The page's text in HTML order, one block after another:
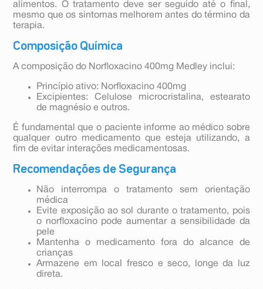
alimentos. O tratamento deve ser seguido até o final,
mesmo que os sintomas melhorem antes do término da
terapia.
Composição Química
A composição do Norfloxacino 400mg Medley inclui:
Princípio ativo: Norfloxacino 400mg
Excipientes: Celulose microcristalina, estearato
de magnésio e outros.
É fundamental que o paciente informe ao médico sobre
qualquer outro medicamento que esteja utilizando, a
fim de evitar interações medicamentosas.
Recomendações de Segurança
Não interrompa o tratamento sem orientação
médica
Evite exposição ao sol durante o tratamento, pois
o norfloxacino pode aumentar a sensibilidade da
pele
Mantenha o medicamento fora do alcance de
crianças
Armazene em local fresco e seco, longe da luz
direta.